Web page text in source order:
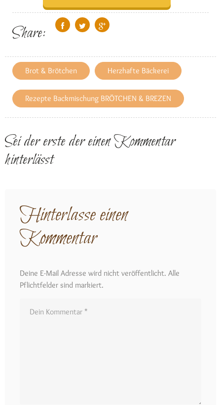
Share:
Brot & Brötchen Herzhafte Bäckerei
Rezepte Backmischung BRÖTCHEN & BREZEN
Sei der erste der einen Kommentar
hinterlässt
Hinterlasse einen
Kommentar
Deine E-Mail Adresse wird nicht veröffentlicht. Alle
Pflichtfelder sind markiert.